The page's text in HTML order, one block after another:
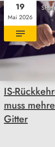
19
Mai 2026
IS-
muss
Gitter